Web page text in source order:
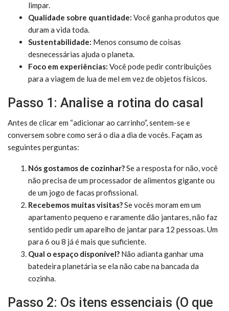
limpar.
Qualidade sobre quantidade: Você ganha produtos que
duram a vida toda.
Sustentabilidade: Menos consumo de coisas
desnecessárias ajuda o planeta.
Foco em experiências: Você pode pedir contribuições
para a viagem de lua de mel em vez de objetos físicos.
Passo 1: Analise a rotina do casal
Antes de clicar em “adicionar ao carrinho”, sentem-se e
conversem sobre como será o dia a dia de vocês. Façam as
seguintes perguntas:
Nós gostamos de cozinhar?Se a resposta for não, você
não precisa de um processador de alimentos gigante ou
de um jogo de facas profissional.
Recebemos muitas visitas?Se vocês moram em um
apartamento pequeno e raramente dão jantares, não faz
sentido pedir um aparelho de jantar para 12 pessoas. Um
para 6 ou 8 já é mais que suficiente.
Qual o espaço disponível? Não adianta ganhar uma
batedeira planetária se ela não cabe na bancada da
cozinha.
Passo 2: Os itens essenciais (O que